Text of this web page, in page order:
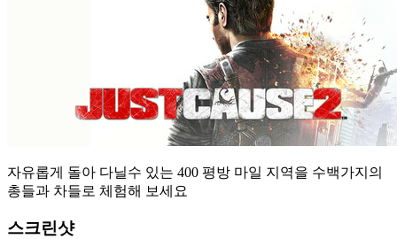
자유롭게 돌아 다닐수 있는 400 평방 마일 지역을 수백가지의
총들과 차들로 체험해 보세요
스크린샷